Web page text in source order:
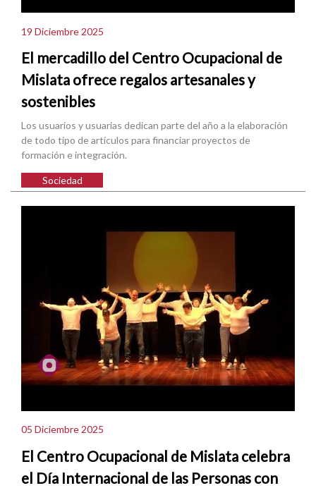
19 Diciembre 2025
El mercadillo del Centro Ocupacional de
Mislata ofrece regalos artesanales y
sostenibles
Los usuarios y usuarias dedican parte del año a la elaboración
de todo tipo de artículos para financiar proyectos de
formación e integración.
Sociedad
05 Diciembre 2025
El Centro Ocupacional de Mislata celebra
el Día Internacional de las Personas con